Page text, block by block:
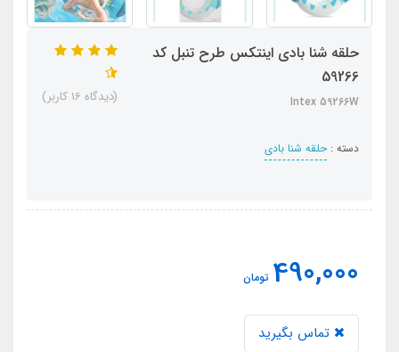
حلقه شنا بادی اینتکس طرح تنبل کد
59266
Intex 59266W
دسته : حلقه شنا بادی
(دیدگاه 16 کاربر)
490,000 تومان
تماس بگیرید